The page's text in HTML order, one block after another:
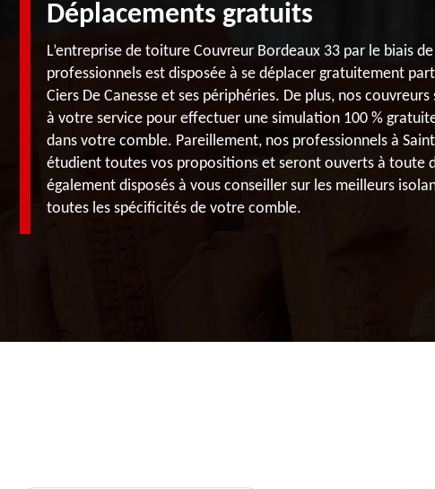
Déplacements gratuits
L’entreprise de toiture Couvreur Bordeaux 33 par le biais
professionnels est disposée à se déplacer gratuitement
Ciers De Canesse et ses périphéries. De plus, nos
à votre service pour effectuer une simulation 100 %
dans votre comble. Pareillement, nos professionnels à
étudient toutes vos propositions et seront ouverts à toute
également disposés à vous conseiller sur les meilleurs
toutes les spécificités de votre comble.